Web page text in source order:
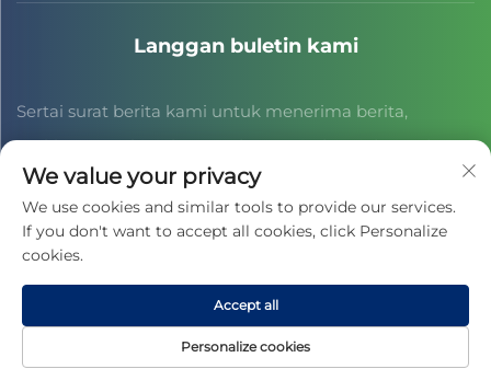
Langgan buletin kami
Sertai surat berita kami untuk menerima berita,
maklumat terkini dan pandangan industri daripada
pasukan kami.
LTD. - Dasar Privasi
We value your privacy
We use cookies and similar tools to provide our services.
If you don't want to accept all cookies, click Personalize
cookies.
Personalize cookies
Accept all